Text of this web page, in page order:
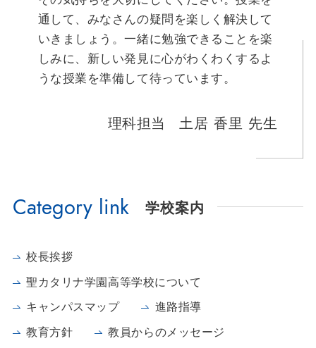
通して、みなさんの疑問を楽しく解決して
いきましょう。一緒に勉強できることを楽
しみに、新しい発見に心がわくわくするよ
うな授業を準備して待っています。
理科担当 土居 香里 先生
Category link 学校案内
校長挨拶
聖カタリナ学園高等学校について
キャンパスマップ
進路指導
教育方針
教員からのメッセージ